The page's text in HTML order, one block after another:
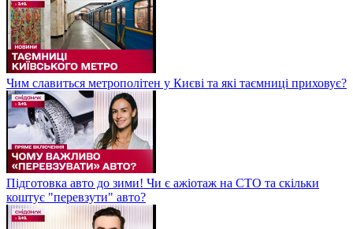
Чим славиться метрополітен у Києві та які таємниці приховує?
Підготовка авто до зими! Чи є ажіотаж на СТО та скільки
коштує "перевзути" авто?